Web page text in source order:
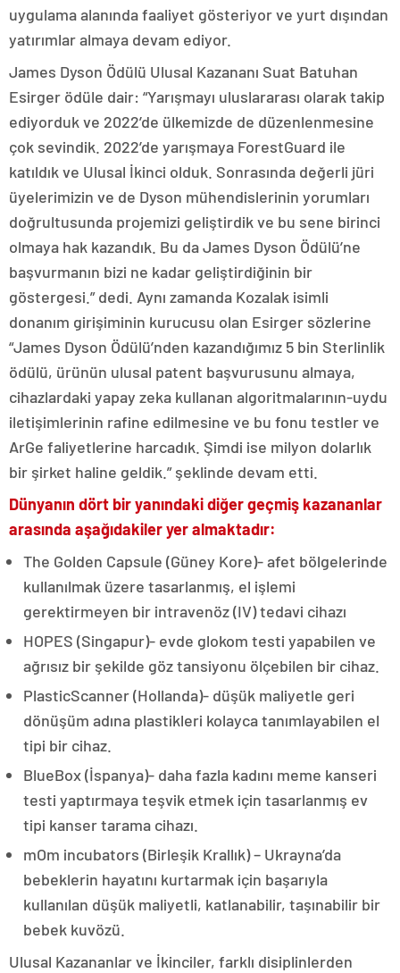
uygulama alanında faaliyet gösteriyor ve yurt dışından
yatırımlar almaya devam ediyor.
James Dyson Ödülü Ulusal Kazananı Suat Batuhan
Esirger ödüle dair: “Yarışmayı uluslararası olarak takip
ediyorduk ve 2022’de ülkemizde de düzenlenmesine
çok sevindik. 2022’de yarışmaya ForestGuard ile
katıldık ve Ulusal İkinci olduk. Sonrasında değerli jüri
üyelerimizin ve de Dyson mühendislerinin yorumları
doğrultusunda projemizi geliştirdik ve bu sene birinci
olmaya hak kazandık. Bu da James Dyson Ödülü’ne
başvurmanın bizi ne kadar geliştirdiğinin bir
göstergesi.” dedi. Aynı zamanda Kozalak isimli
donanım girişiminin kurucusu olan Esirger sözlerine
“James Dyson Ödülü’nden kazandığımız 5 bin Sterlinlik
ödülü, ürünün ulusal patent başvurusunu almaya,
cihazlardaki yapay zeka kullanan algoritmalarının-uydu
iletişimlerinin rafine edilmesine ve bu fonu testler ve
ArGe faliyetlerine harcadık. Şimdi ise milyon dolarlık
bir şirket haline geldik.” şeklinde devam etti.
Dünyanın dört bir yanındaki diğer geçmiş kazananlar
arasında aşağıdakiler yer almaktadır:
The Golden Capsule (Güney Kore)- afet bölgelerinde
kullanılmak üzere tasarlanmış, el işlemi
gerektirmeyen bir intravenöz (IV) tedavi cihazı
HOPES (Singapur)- evde glokom testi yapabilen ve
ağrısız bir şekilde göz tansiyonu ölçebilen bir cihaz.
PlasticScanner (Hollanda)- düşük maliyetle geri
dönüşüm adına plastikleri kolayca tanımlayabilen el
tipi bir cihaz.
BlueBox (İspanya)- daha fazla kadını meme kanseri
testi yaptırmaya teşvik etmek için tasarlanmış ev
tipi kanser tarama cihazı.
mOm incubators (Birleşik Krallık) – Ukrayna’da
bebeklerin hayatını kurtarmak için başarıyla
kullanılan düşük maliyetli, katlanabilir, taşınabilir bir
bebek kuvözü.
Ulusal Kazananlar ve İkinciler, farklı disiplinlerden